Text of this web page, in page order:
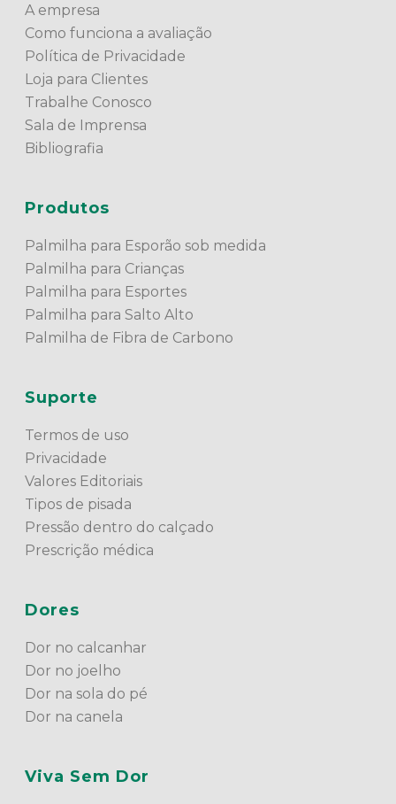
A empresa
Como funciona a avaliação
Política de Privacidade
Loja para Clientes
Trabalhe Conosco
Sala de Imprensa
Bibliografia
Produtos
Palmilha para Esporão sob medida
Palmilha para Crianças
Palmilha para Esportes
Palmilha para Salto Alto
Palmilha de Fibra de Carbono
Suporte
Termos de uso
Privacidade
Valores Editoriais
Tipos de pisada
Pressão dentro do calçado
Prescrição médica
Dores
Dor no calcanhar
Dor no joelho
Dor na sola do pé
Dor na canela
Viva Sem Dor